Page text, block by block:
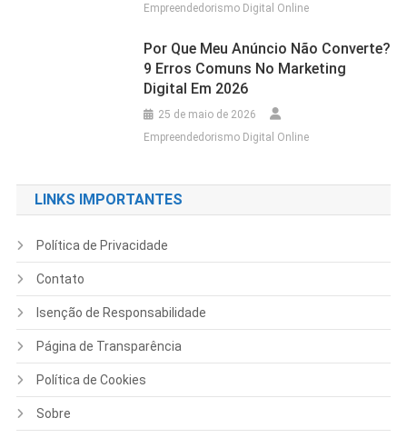
Empreendedorismo Digital Online
Por Que Meu Anúncio Não Converte?
9 Erros Comuns No Marketing
Digital Em 2026
25 de maio de 2026
Empreendedorismo Digital Online
LINKS IMPORTANTES
Política de Privacidade
Contato
Isenção de Responsabilidade
Página de Transparência
Política de Cookies
Sobre